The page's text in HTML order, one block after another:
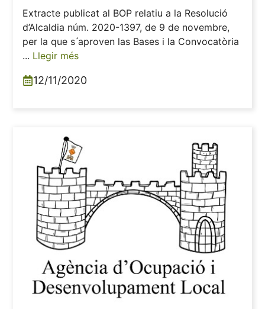
Extracte publicat al BOP relatiu a la Resolució
d’Alcaldia núm. 2020-1397, de 9 de novembre,
per la que s ́aproven las Bases i la Convocatòria
... Llegir més
12/11/2020